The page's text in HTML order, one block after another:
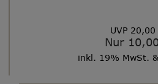
UVP 20,00
Nur
inkl. 19% MwSt. &